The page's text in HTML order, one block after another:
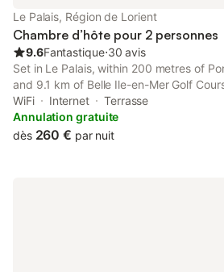
Le Palais, Région de Lorient
Chambre d’hôte pour 2 personnes
9.6Fantastique⋅30 avis
Set in Le Palais, within 200 metres of
and 9.1 km of Belle Ile-en-Mer Golf
accommodation with a private beach
as free private parking for guests who
WiFi Internet
Terrasse
Annulation gratuite
dès 260 € par nuit